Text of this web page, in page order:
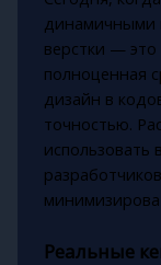
динамичными
верстки —
полноценная
дизайн в
точностью.
использовать
Реальные